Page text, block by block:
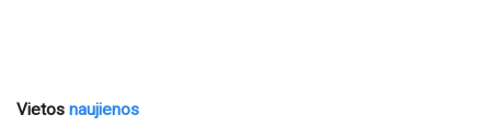
Vietos naujienos